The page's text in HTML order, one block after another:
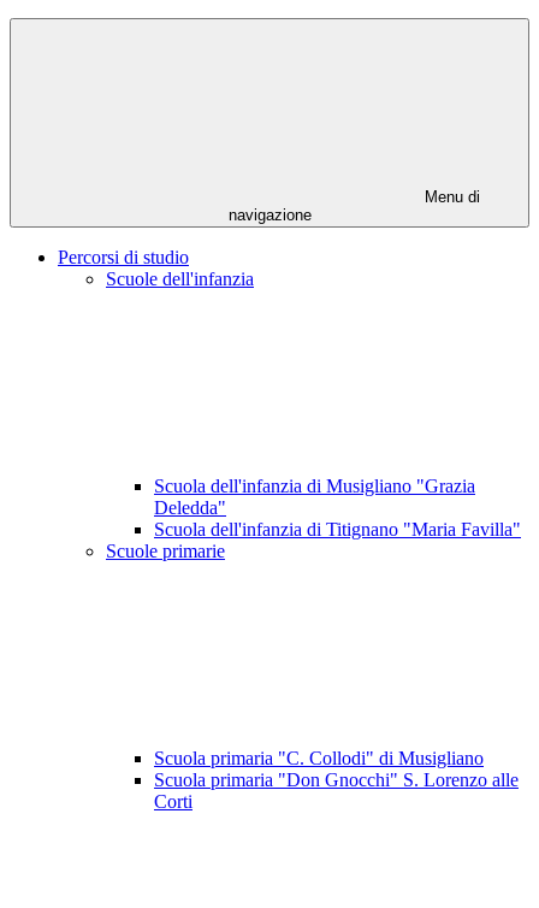
Menu di
navigazione
Percorsi di studio
Scuole dell'infanzia
Scuola dell'infanzia di Musigliano "Grazia
Deledda"
Scuola dell'infanzia di Titignano "Maria Favilla"
Scuole primarie
Scuola primaria "C. Collodi" di Musigliano
Scuola primaria "Don Gnocchi" S. Lorenzo alle
Corti